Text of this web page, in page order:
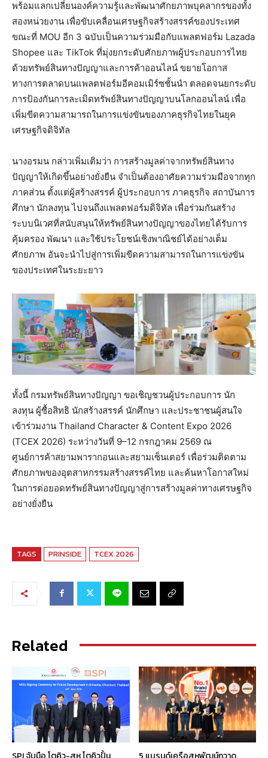
พร้อมแลกเปลี่ยนองค์ความรู้และพัฒนาศักยภาพบุคลากรของทั้ง
สองหน่วยงาน เพื่อขับเคลื่อนเศรษฐกิจสร้างสรรค์ของประเทศ
ขณะที่ MOU อีก 3 ฉบับเป็นความร่วมมือกับแพลตฟอร์ม Lazada
Shopee และ TikTok ที่มุ่งยกระดับศักยภาพผู้ประกอบการไทย
ด้วยทรัพย์สินทางปัญญาและการค้าออนไลน์ ขยายโอกาส
ทางการตลาดบนแพลตฟอร์มอีคอมเมิร์ซชั้นนำ ตลอดจนยกระดับ
การป้องกันการละเมิดทรัพย์สินทางปัญญาบนโลกออนไลน์ เพื่อ
เพิ่มขีดความสามารถในการแข่งขันของภาคธุรกิจไทยในยุค
เศรษฐกิจดิจิทัล
นางอรมน กล่าวเพิ่มเติมว่า การสร้างมูลค่าจากทรัพย์สินทาง
ปัญญาให้เกิดขึ้นอย่างยั่งยืน จำเป็นต้องอาศัยความร่วมมือจากทุก
ภาคส่วน ตั้งแต่ผู้สร้างสรรค์ ผู้ประกอบการ ภาคธุรกิจ สถาบันการ
ศึกษา นักลงทุน ไปจนถึงแพลตฟอร์มดิจิทัล เพื่อร่วมกันสร้าง
ระบบนิเวศที่สนับสนุนให้ทรัพย์สินทางปัญญาของไทยได้รับการ
คุ้มครอง พัฒนา และใช้ประโยชน์เชิงพาณิชย์ได้อย่างเต็ม
ศักยภาพ อันจะนำไปสู่การเพิ่มขีดความสามารถในการแข่งขัน
ของประเทศในระยะยาว
ทั้งนี้ กรมทรัพย์สินทางปัญญา ขอเชิญชวนผู้ประกอบการ นัก
ลงทุน ผู้ซื้อสิทธิ นักสร้างสรรค์ นักศึกษา และประชาชนผู้สนใจ
เข้าร่วมงาน Thailand Character & Content Expo 2026
(TCEX 2026) ระหว่างวันที่ 9–12 กรกฎาคม 2569 ณ
ศูนย์การค้าสยามพารากอนและสยามเซ็นเตอร์ เพื่อร่วมติดตาม
ศักยภาพของอุตสาหกรรมสร้างสรรค์ไทย และค้นหาโอกาสใหม่
ในการต่อยอดทรัพย์สินทางปัญญาสู่การสร้างมูลค่าทางเศรษฐกิจ
อย่างยั่งยืน
TAGS PRINSIDE TCEX 2026
Related